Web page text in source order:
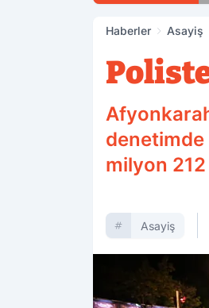
Haberler Asayiş
denetimde
milyon
Asayiş